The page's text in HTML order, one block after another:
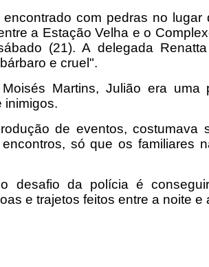
com pedras no lugar
a Estação Velha e o
(21). A delegada
e cruel".
Martins, Julião era uma
inimigos.
de eventos, costumava
só que os familiares
desafio da polícia é
e trajetos feitos entre a noite e